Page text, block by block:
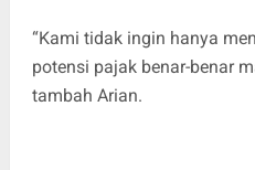
“Kami tidak ingin hanya
potensi pajak benar-benar
tambah Arian.